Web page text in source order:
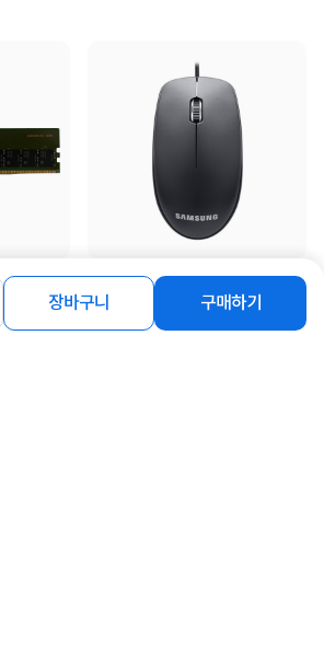
장바구니 구매하기
44800
[삼성전자] 유선 광마우스, SPA-
JMA1PU [블랙/USB]
9,900원